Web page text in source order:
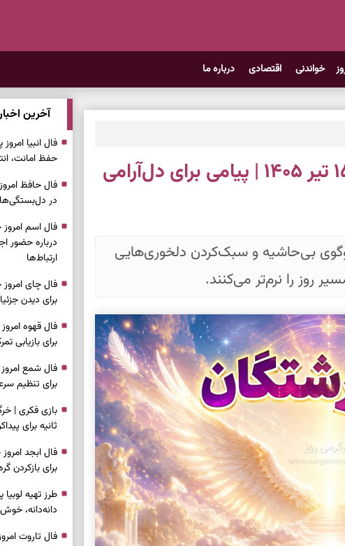
خواندنی اقتصادی درباره ما
فال فرشتگان امروز دوشنبه ۱۵ تیر ۱۴۰۵ | پیامی برای دل‌آرامی
بی‌حاشیه و سبک‌کردن دلخوری‌هایی
روز را نرم‌تر می‌کنند.
آخرین
حفظ امانت،
در
درباره حضور
ارتباط‌ها
برای دیدن
برای بازیابی
برای تنظیم
ثانیه برای
برای
طرز تهیه
دانه‌دانه،